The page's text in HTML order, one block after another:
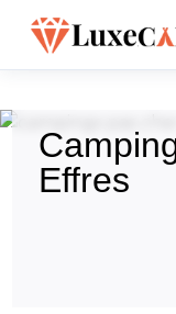
Effres